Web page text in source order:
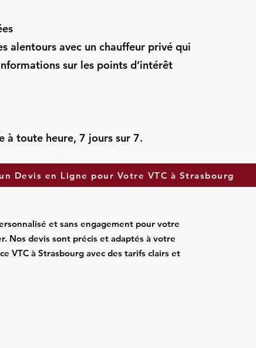
alentours avec un chauffeur privé qui
sur les points d’intérêt
à toute heure, 7 jours sur 7.
Devis en Ligne pour Votre VTC à Strasbourg
et sans engagement pour votre
Nos devis sont précis et adaptés à votre
VTC à Strasbourg avec des tarifs clairs et